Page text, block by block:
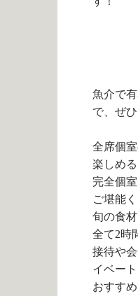
魚介で
で、ぜ
全席個
楽しめ
完全個
ご堪能
旬の食
全て2時
接待や
イベー
おすす